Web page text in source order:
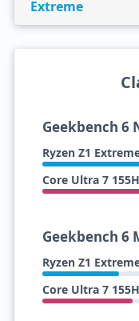
Extreme
Geekbench 6
Ryzen Z1
Core Ultra 7 155H
Geekbench 6
Ryzen Z1
Core Ultra 7 155H